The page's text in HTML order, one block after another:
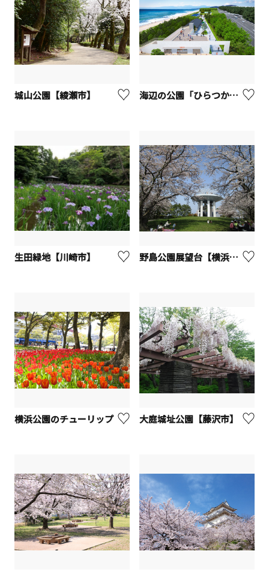
城山公園【綾瀬市】 海辺の公園「ひらつかシーテラス」【平塚市】
生田緑地【川崎市】 野島公園展望台【横浜市】
横浜公園のチューリップ 大庭城址公園【藤沢市】